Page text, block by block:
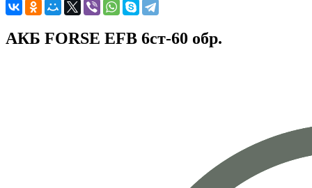
АКБ FORSE EFB 6ст-60 обр.